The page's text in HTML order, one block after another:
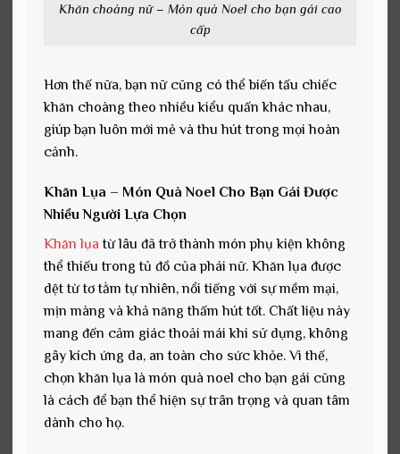
Khăn choàng nữ – Món quà Noel cho bạn gái cao
cấp
Hơn thế nữa, bạn nữ cũng có thể biến tấu chiếc
khăn choàng theo nhiều kiểu quấn khác nhau,
giúp bạn luôn mới mẻ và thu hút trong mọi hoàn
cảnh.
Khăn Lụa – Món Quà Noel Cho Bạn Gái Được
Nhiều Người Lựa Chọn
Khăn lụa từ lâu đã trở thành món phụ kiện không
thể thiếu trong tủ đồ của phái nữ. Khăn lụa được
dệt từ tơ tằm tự nhiên, nổi tiếng với sự mềm mại,
mịn màng và khả năng thấm hút tốt. Chất liệu này
mang đến cảm giác thoải mái khi sử dụng, không
gây kích ứng da, an toàn cho sức khỏe. Vì thế,
chọn khăn lụa là món quà noel cho bạn gái cũng
là cách để bạn thể hiện sự trân trọng và quan tâm
dành cho họ.